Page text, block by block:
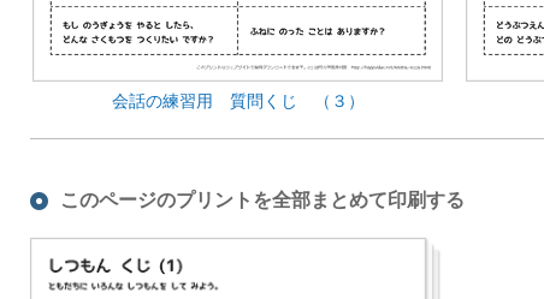
会話の練習用 質問くじ （３）
このページのプリントを全部まとめて印刷する